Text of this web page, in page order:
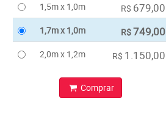
1,5m x 1,0m
R$ 679,00
1,7m x 1,0m R$749,00
2,0m x 1,2m R$ 1.150,00
Comprar